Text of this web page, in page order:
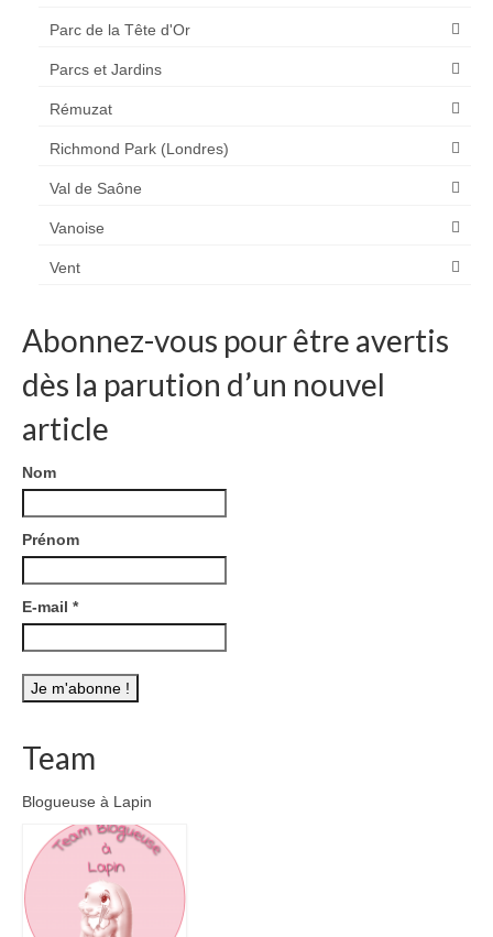
Parc de la Tête d'Or
Parcs et Jardins
Rémuzat
Richmond Park (Londres)
Val de Saône
Vanoise
Vent
Abonnez-vous pour être avertis
dès la parution d’un nouvel
article
Nom
Prénom
E-mail *
Team
Blogueuse à Lapin